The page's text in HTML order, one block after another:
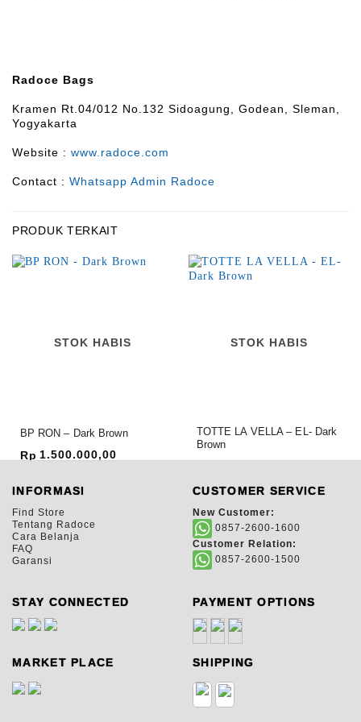
Radoce Bags
Kramen Rt.04/012 No.132 Sidoagung, Godean, Sleman,
Yogyakarta
Website : www.radoce.com
Contact : Whatsapp Admin Radoce
PRODUK TERKAIT
STOK HABIS
BP RON – Dark Brown
Rp 1.500.000,00
STOK HABIS
TOTTE LA VELLA – EL- Dark
Brown
INFORMASI
Find Store
Tentang Radoce
Cara Belanja
FAQ
Garansi
CUSTOMER SERVICE
New Customer:
0857-2600-1600
Customer Relation:
0857-2600-1500
STAY CONNECTED
MARKET PLACE
PAYMENT OPTIONS
SHIPPING